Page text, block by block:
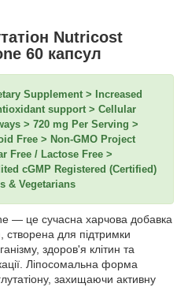
Nutricost
60 капсул
Supplement > Increased
support > Cellular
> 720 mg Per Serving >
Free > Non-GMO Project
Free / Lactose Free >
cGMP Registered (Certified)
& Vegetarians
— це сучасна харчова добавка
створена для підтримки
здоров'я клітин та
Ліпосомальна форма
захищаючи активну